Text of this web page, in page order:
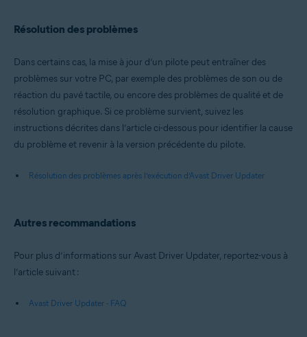
Résolution des problèmes
Dans certains cas, la mise à jour d’un pilote peut entraîner des
problèmes sur votre PC, par exemple des problèmes de son ou de
réaction du pavé tactile, ou encore des problèmes de qualité et de
résolution graphique. Si ce problème survient, suivez les
instructions décrites dans l’article ci-dessous pour identifier la cause
du problème et revenir à la version précédente du pilote.
Résolution des problèmes après l’exécution d’Avast Driver Updater
Autres recommandations
Pour plus d’informations sur Avast Driver Updater, reportez-vous à
l’article suivant :
Avast Driver Updater - FAQ